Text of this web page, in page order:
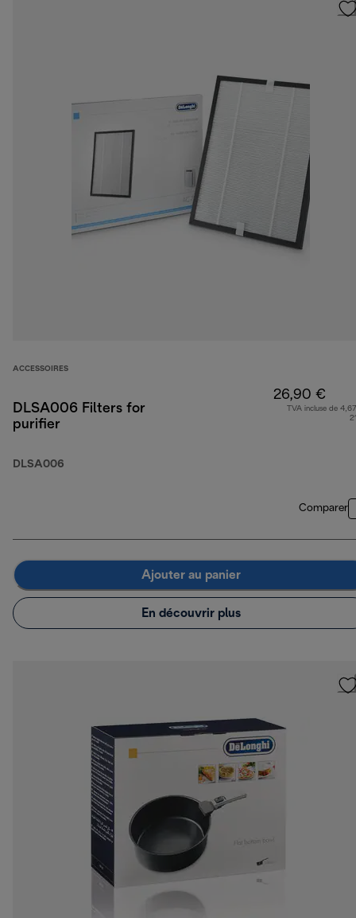
ACCESSOIRES
DLSA006 Filters for
purifier
DLSA006
26,90 €
TVA incluse de
Comparer
Ajouter au panier
En découvrir plus